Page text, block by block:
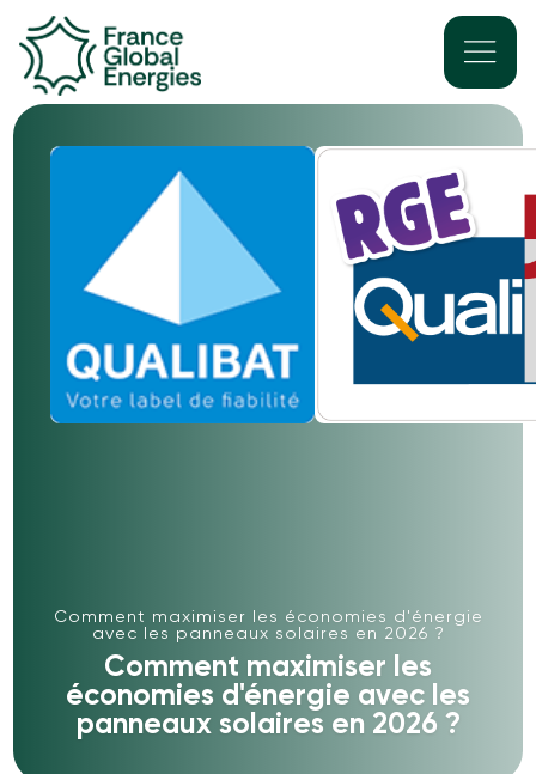
Comment maximiser les économies d'énergie
avec les panneaux solaires en 2026 ?
Comment maximiser les
économies d'énergie avec les
panneaux solaires en 2026 ?